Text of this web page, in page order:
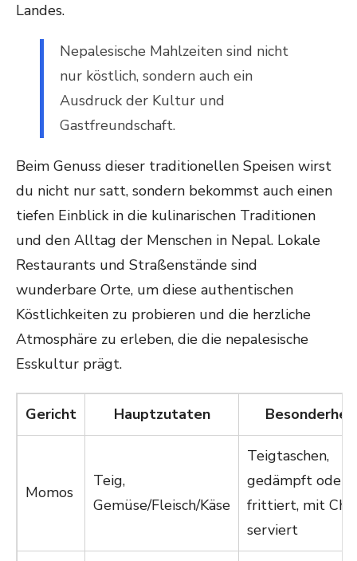
Landes.
Nepalesische Mahlzeiten sind nicht
nur köstlich, sondern auch ein
Ausdruck der Kultur und
Gastfreundschaft.
Beim Genuss dieser traditionellen Speisen wirst
du nicht nur satt, sondern bekommst auch einen
tiefen Einblick in die kulinarischen Traditionen
und den Alltag der Menschen in Nepal. Lokale
Restaurants und Straßenstände sind
wunderbare Orte, um diese authentischen
Köstlichkeiten zu probieren und die herzliche
Atmosphäre zu erleben, die die nepalesische
Esskultur prägt.
Gericht Hauptzutaten
Momos
Teig,
Gemüse/Fleisch/Käse
Teigtaschen,
gedämpft oder
frittiert, mit
serviert